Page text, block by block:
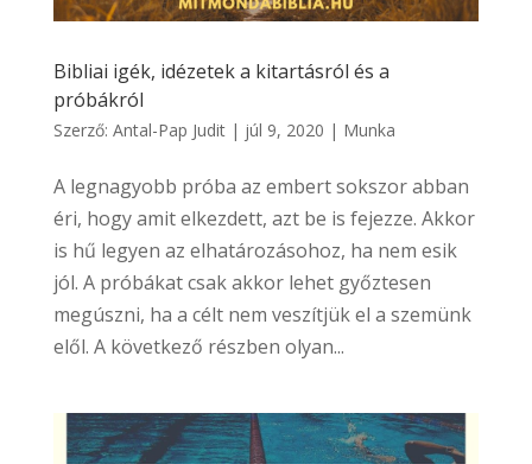
Bibliai igék, idézetek a kitartásról és a
próbákról
Szerző: Antal-Pap Judit| júl 9, 2020 | Munka
A legnagyobb próba az embert sokszor abban
éri, hogy amit elkezdett, azt be is fejezze. Akkor
is hű legyen az elhatározásohoz, ha nem esik
jól. A próbákat csak akkor lehet győztesen
megúszni, ha a célt nem veszítjük el a szemünk
elől. A következő részben olyan...